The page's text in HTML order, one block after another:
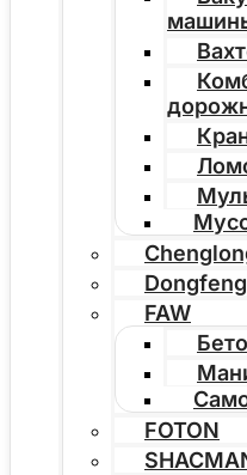
Dongfeng
FAW
FOTON